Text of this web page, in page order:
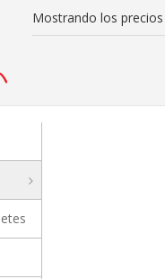
Rastreo de paquetes
Mostrando los precios